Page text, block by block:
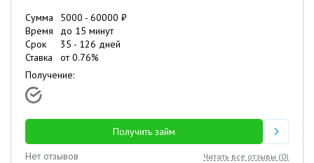
Сумма 5000 - 60000 ₽
Время
до 15 минут
Срок
35 - 126 дней
Ставка
от0.76%
Получение:
Получить займ
Нет отзывов
Читать все отзывы (0)